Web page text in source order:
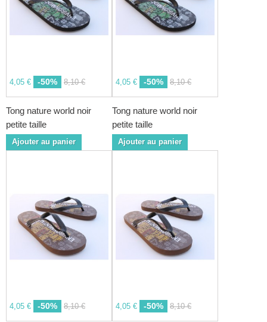
4,05 € -50% 8,10 €
Tong nature world noir
petite taille
Ajouter au panier
4,05 € -50% 8,10 €
Tong nature world noir
petite taille
Ajouter au panier
4,05 € -50% 8,10 € 4,05 € -50% 8,10 €